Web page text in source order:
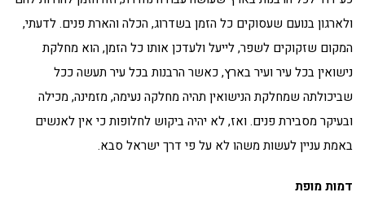
ולארגון בנועם שעסוקים כל הזמן בשדרוג, הכלה והארת פנים. לדעתי,
המקום שזקוקים לשפר, לייעל ולעדכן אותו כל הזמן, הוא מחלקת
נישואין בכל עיר ועיר בארץ, כאשר הרבנות בכל עיר תעשה ככל
שביכולתה שמחלקת הנישואין תהיה מחלקה נעימה, מזמינה, מכילה
ובעיקר מסבירת פנים. ואז, לא יהיה ביקוש לחלופות כי אין לאנשים
באמת עניין לעשות משהו לא על פי דרך ישראל סבא.
דמות מופת